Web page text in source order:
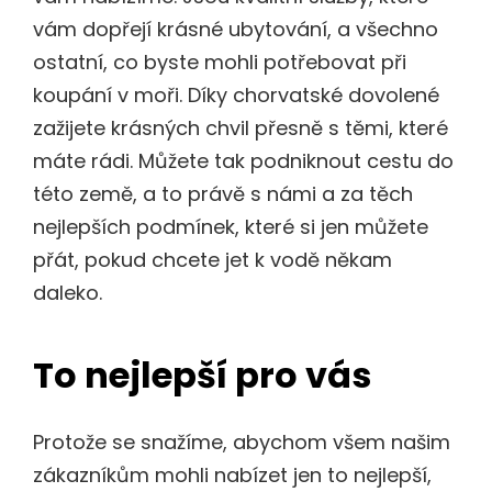
vám dopřejí krásné ubytování, a všechno
ostatní, co byste mohli potřebovat při
koupání v moři. Díky chorvatské dovolené
zažijete krásných chvil přesně s těmi, které
máte rádi. Můžete tak podniknout cestu do
této země, a to právě s námi a za těch
nejlepších podmínek, které si jen můžete
přát, pokud chcete jet k vodě někam
daleko.
To nejlepší pro vás
Protože se snažíme, abychom všem našim
zákazníkům mohli nabízet jen to nejlepší,